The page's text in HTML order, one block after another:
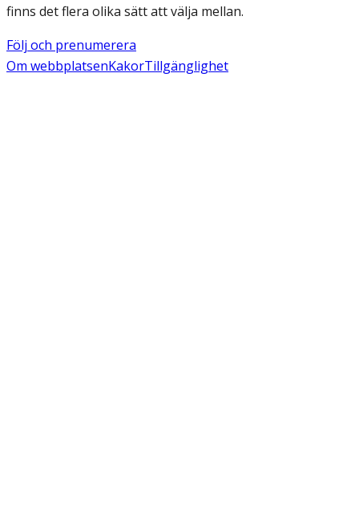
finns det flera olika sätt att välja mellan.
Följ och prenumerera
Om webbplatsenKakorTillgänglighet